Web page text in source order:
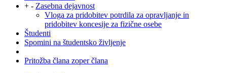
+ - Zasebna dejavnost
Vloga za pridobitev potrdila za opravljanje in
pridobitev koncesije za fizične osebe
Študenti
Spomini na študentsko življenje
Pritožba člana zoper člana